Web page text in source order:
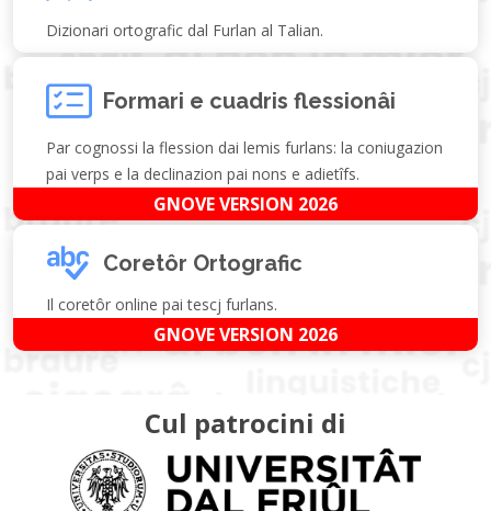
Dizionari ortografic dal Furlan al Talian.
Formari e cuadris flessionâi
Par cognossi la flession dai lemis furlans: la coniugazion
pai verps e la declinazion pai nons e adietîfs.
GNOVE VERSION 2026
Coretôr Ortografic
Il coretôr online pai tescj furlans.
GNOVE VERSION 2026
Cul patrocini di